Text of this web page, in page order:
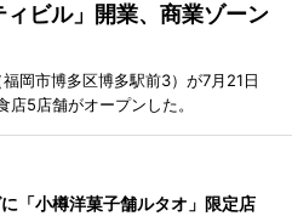
ビル」開業、商業ゾーン
岡市博多区博多駅前3）が7月21日
5店舗がオープンした。
「小樽洋菓子舗ルタオ」限定店